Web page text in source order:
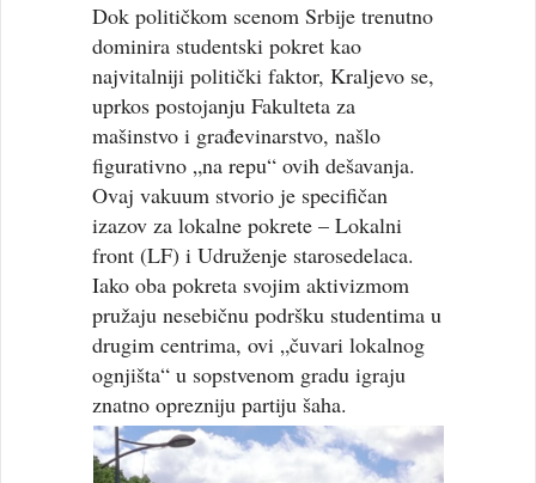
Dok političkom scenom Srbije trenutno
dominira studentski pokret kao
najvitalniji politički faktor, Kraljevo se,
uprkos postojanju Fakulteta za
mašinstvo i građevinarstvo, našlo
figurativno „na repu“ ovih dešavanja.
Ovaj vakuum stvorio je specifičan
izazov za lokalne pokrete – Lokalni
front (LF) i Udruženje starosedelaca.
Iako oba pokreta svojim aktivizmom
pružaju nesebičnu podršku studentima u
drugim centrima, ovi „čuvari lokalnog
ognjišta“ u sopstvenom gradu igraju
znatno oprezniju partiju šaha.